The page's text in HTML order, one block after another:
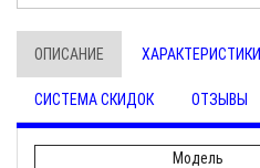
ОПИСАНИЕ ХАРАКТЕРИСТИКИ
СИСТЕМА СКИДОК ОТЗЫВЫ
Модель